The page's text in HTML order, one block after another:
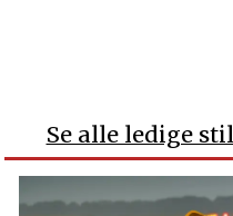
Se alle ledige